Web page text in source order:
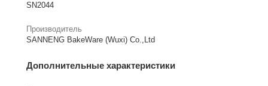
SN2044
Производитель
SANNENG BakeWare (Wuxi) Co.,Ltd
Дополнительные характеристики